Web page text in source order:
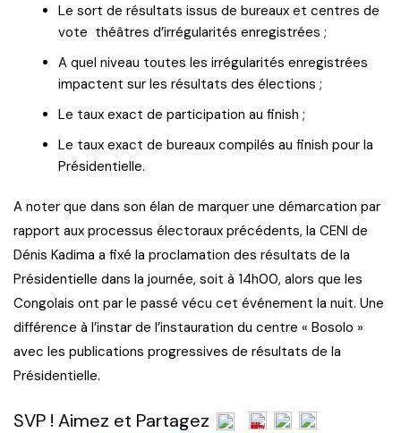
Le sort de résultats issus de bureaux et centres de
vote théâtres d’irrégularités enregistrées ;
A quel niveau toutes les irrégularités enregistrées
impactent sur les résultats des élections ;
Le taux exact de participation au finish ;
Le taux exact de bureaux compilés au finish pour la
Présidentielle.
A noter que dans son élan de marquer une démarcation par
rapport aux processus électoraux précédents, la CENI de
Dénis Kadima a fixé la proclamation des résultats de la
Présidentielle dans la journée, soit à 14h00, alors que les
Congolais ont par le passé vécu cet événement la nuit. Une
différence à l’instar de l’instauration du centre « Bosolo »
avec les publications progressives de résultats de la
Présidentielle.
SVP ! Aimez et Partagez